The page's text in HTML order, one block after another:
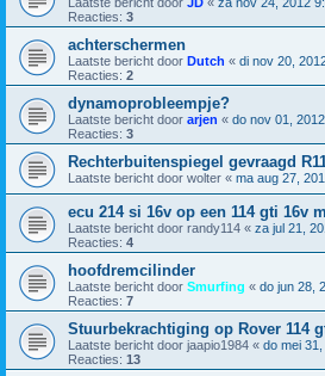
Reacties: 3
achterschermen
Laatste bericht door Dutch « di nov 20,
Reacties: 2
dynamoprobleempje?
Laatste bericht door arjen « do nov 01,
Reacties: 3
Rechterbuitenspiegel gevraagd
Laatste bericht door wolter « ma aug 27,
ecu 214 si 16v op een 114 gti 16v
Laatste bericht door randy114 « za jul 21,
Reacties: 4
hoofdremcilinder
Laatste bericht door Smurfing « do jun 28,
Reacties: 7
Stuurbekrachtiging op Rover 114
Laatste bericht door jaapio1984 « do mei
Reacties: 13